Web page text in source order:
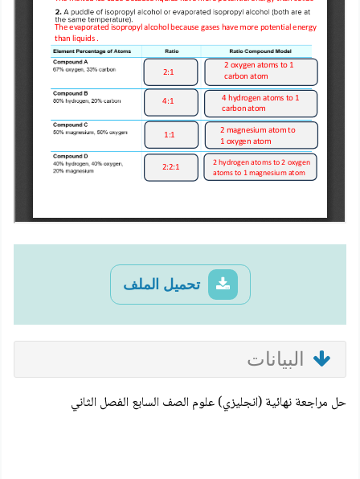
تحميل الملف
البيانات
حل مراجعة نهائية (انجليزي) علوم الصف السابع الفصل الثاني